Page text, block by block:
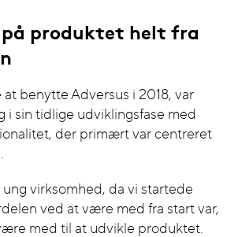
produktet helt fra
benytte Adversus i 2018, var
i sin tidlige udviklingsfase med
der primært var centreret
ung virksomhed, da vi startede
ved at være med fra start var,
med til at udvikle produktet.